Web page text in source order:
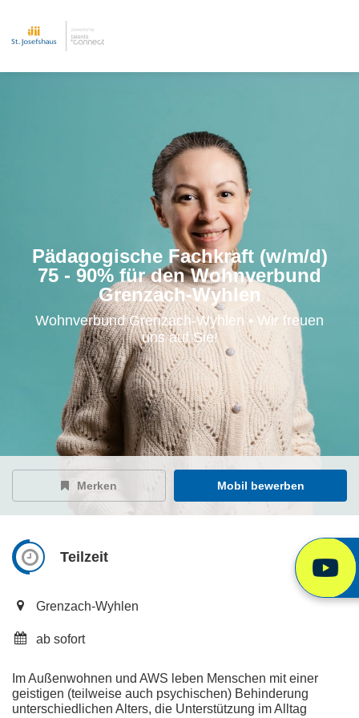
Pädagogische Fachkraft (w/m/d)
75 - 90% für den Wohnverbund
Grenzach-Wyhlen
Wohnverbund Grenzach-Wyhlen • Wir freuen
uns auf Sie!
Merken Mobil bewerben
Teilzeit
Grenzach-Wyhlen
ab sofort
Im Außenwohnen und AWS leben Menschen mit einer
geistigen (teilweise auch psychischen) Behinderung
unterschiedlichen Alters, die Unterstützung im Alltag